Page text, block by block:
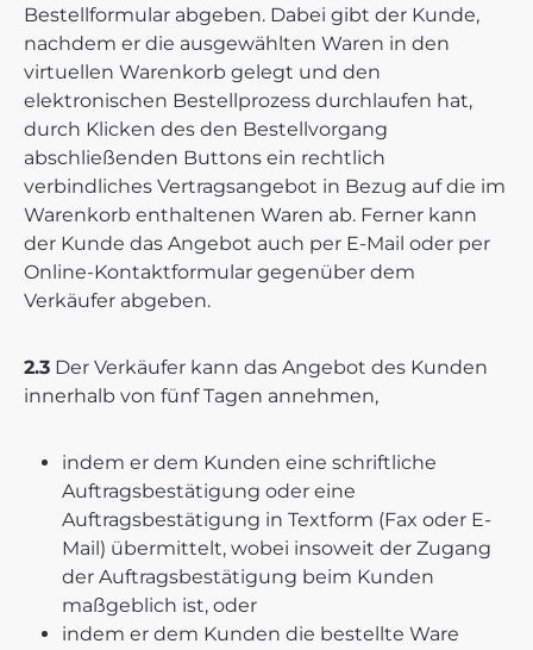
Bestellformular abgeben. Dabei gibt der Kunde,
nachdem er die ausgewählten Waren in den
virtuellen Warenkorb gelegt und den
elektronischen Bestellprozess durchlaufen hat,
durch Klicken des den Bestellvorgang
abschließenden Buttons ein rechtlich
verbindliches Vertragsangebot in Bezug auf die im
Warenkorb enthaltenen Waren ab. Ferner kann
der Kunde das Angebot auch per E-Mail oder per
Online-Kontaktformular gegenüber dem
Verkäufer abgeben.
2.3 Der Verkäufer kann das Angebot des Kunden
innerhalb von fünf Tagen annehmen,
indem er dem Kunden eine schriftliche
Auftragsbestätigung oder eine
Auftragsbestätigung in Textform (Fax oder E-
Mail) übermittelt, wobei insoweit der Zugang
der Auftragsbestätigung beim Kunden
maßgeblich ist, oder
indem er dem Kunden die bestellte Ware